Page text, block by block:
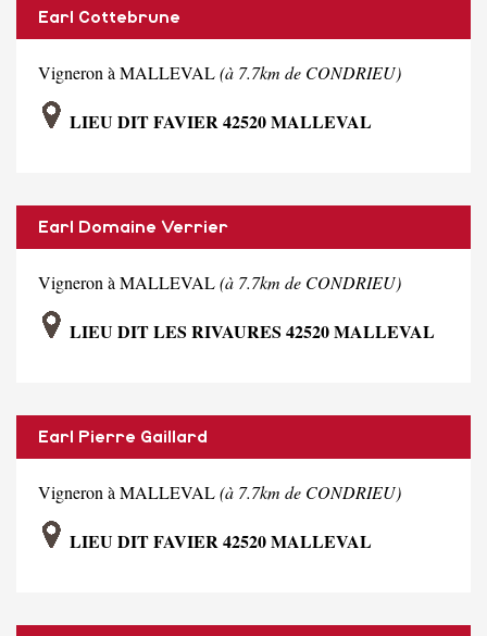
Earl Cottebrune
Vigneron à MALLEVAL(à 7.7km de CONDRIEU)
LIEU DIT FAVIER 42520 MALLEVAL
Earl Domaine Verrier
Vigneron à MALLEVAL(à 7.7km de CONDRIEU)
LIEU DIT LES RIVAURES 42520 MALLEVAL
Earl Pierre Gaillard
Vigneron à MALLEVAL(à 7.7km de CONDRIEU)
LIEU DIT FAVIER 42520 MALLEVAL